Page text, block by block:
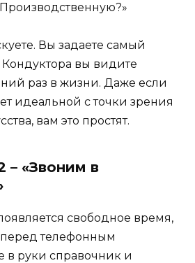
Вы задаете самый
вы видите
раз в жизни. Даже если
идеальной с точки зрения
вам это простят.
– «Звоним в
свободное время,
телефонным
в руки справочник и